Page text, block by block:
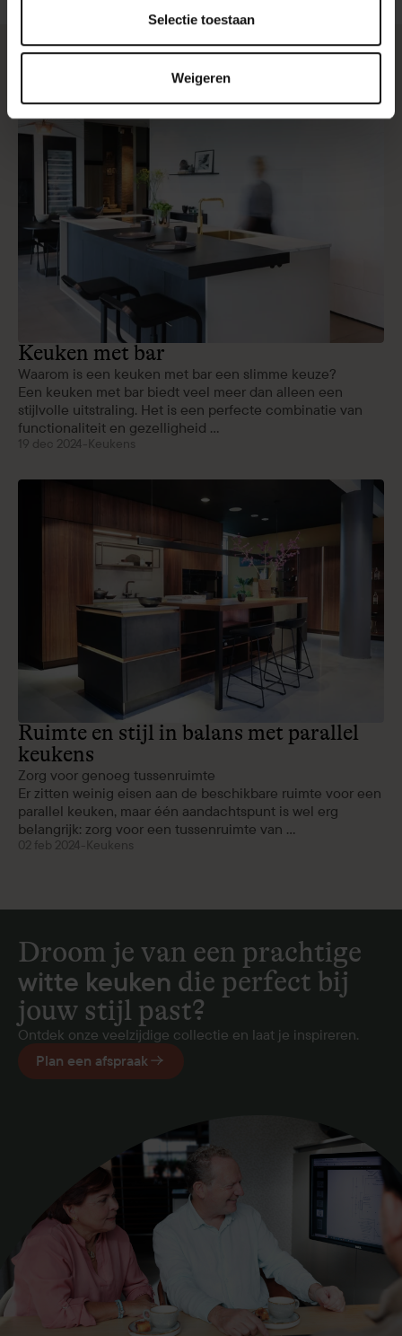
Selectie toestaan
Weigeren
Meer artikelen
Keuken met bar
Waarom is een keuken met bar een slimme keuze?
Een keuken met bar biedt veel meer dan alleen een
stijlvolle uitstraling. Het is een perfecte combinatie van
functionaliteit en gezelligheid ...
19 dec 2024- Keukens
Ruimte en stijl in balans met parallel
keukens
Zorg voor genoeg tussenruimte
Er zitten weinig eisen aan de beschikbare ruimte voor een
parallel keuken, maar één aandachtspunt is wel erg
belangrijk: zorg voor een tussenruimte van ...
02 feb 2024- Keukens
Droom je van een prachtige
witte keuken die perfect bij
jouw stijl past?
Ontdek onze veelzijdige collectie en laat je inspireren.
Plan een afspraak